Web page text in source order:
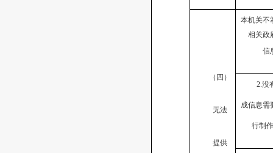
（四）
无法
提供
本机关不
相关政
信
2.没
成信息需
行制作